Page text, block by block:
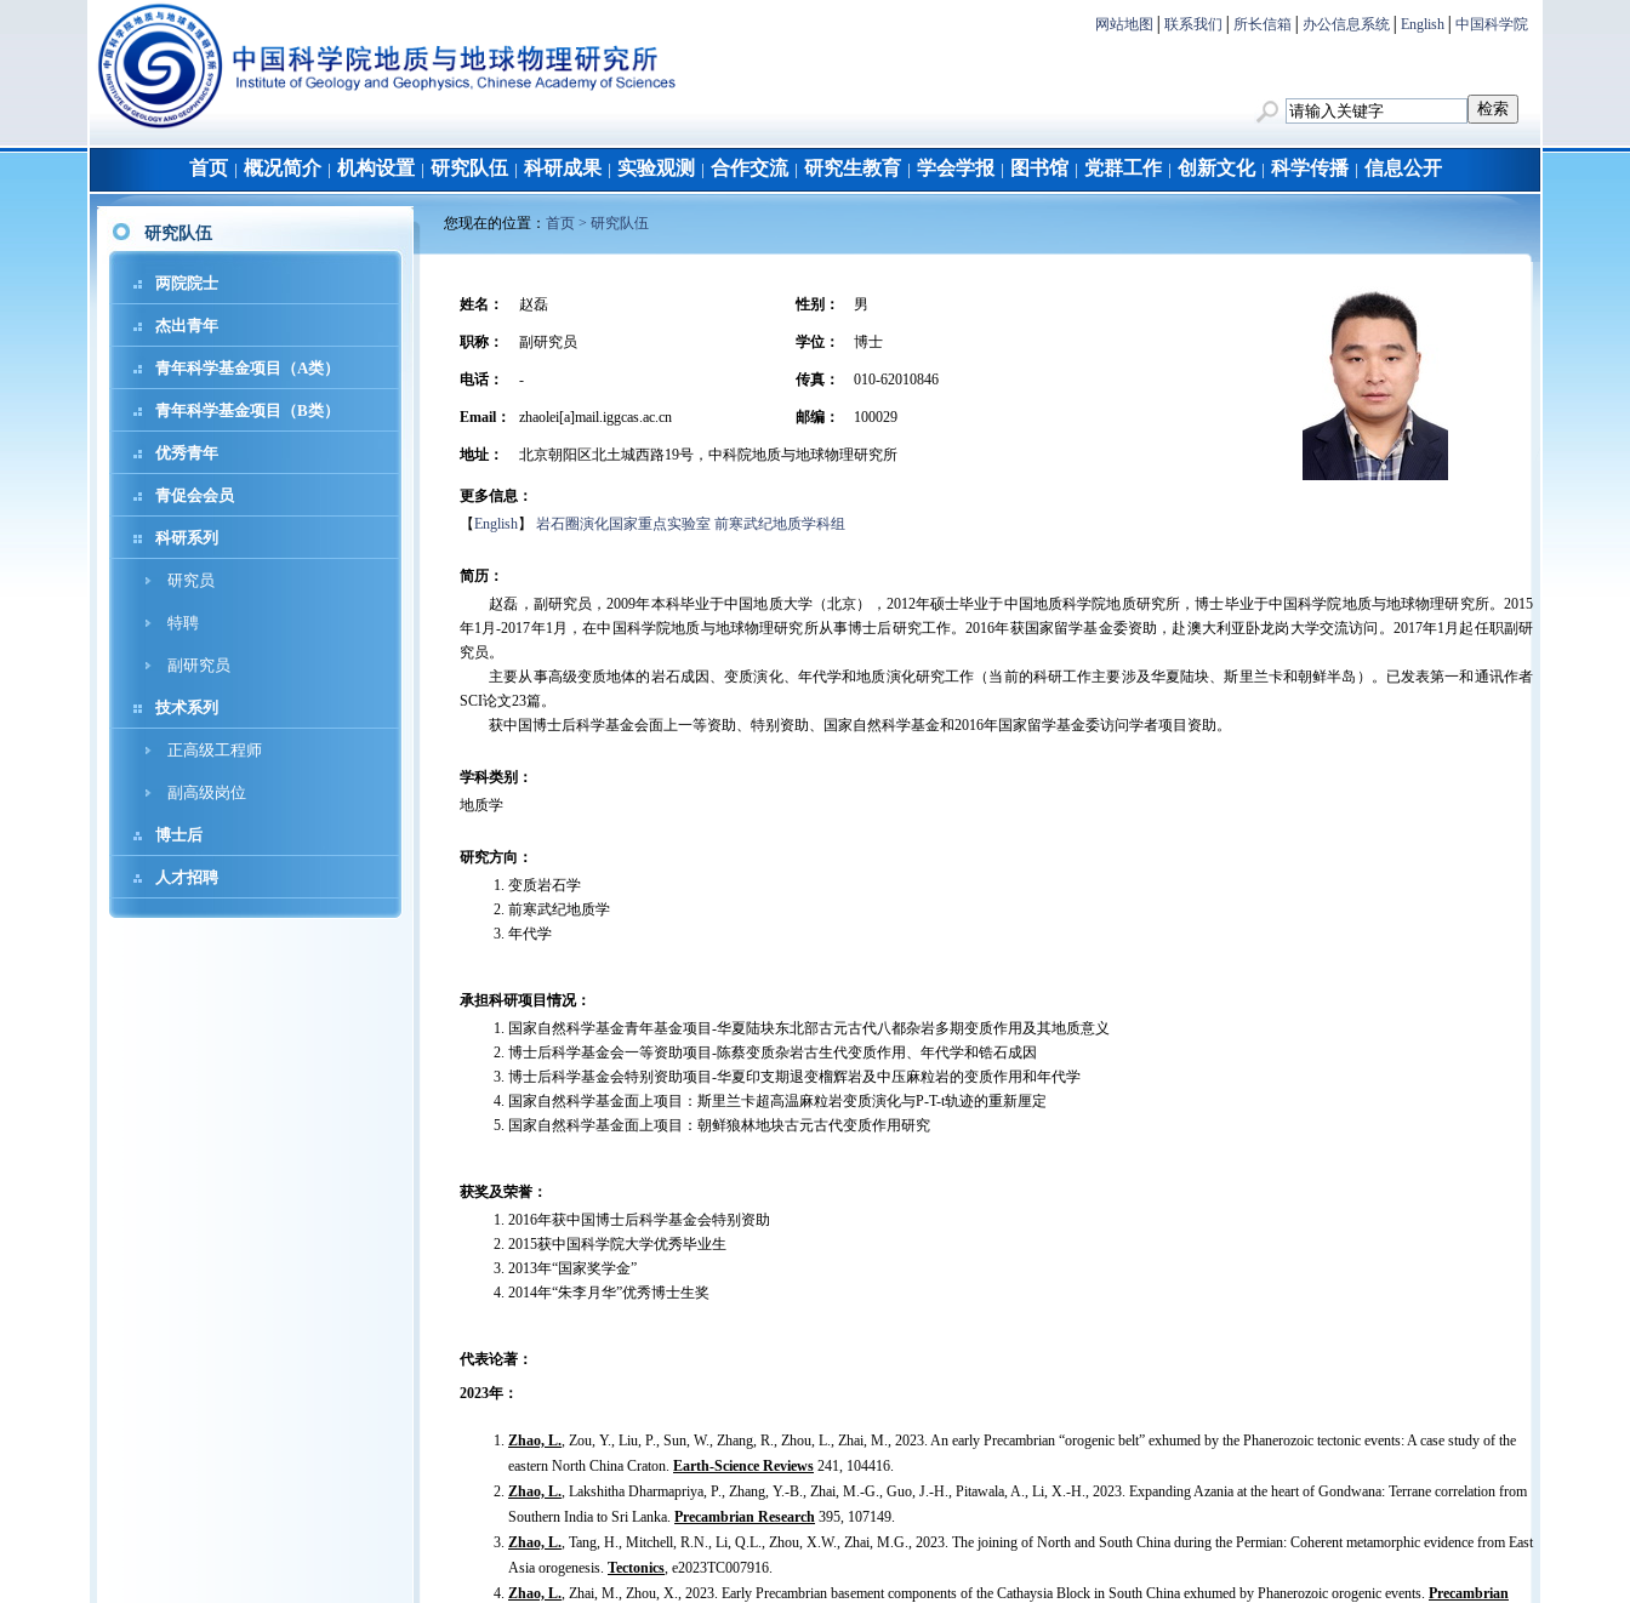
网站地图 联系我们 所长信箱 办公信息系统 English 中国科学院
首页 概况简介│ 机构设置 研究队伍 科研成果│ 实验观测 合作交流│ 研究生教育 学会学报 图书馆 党群工作│ 创新文化│ 科学传播│ 信息公开
研究队伍
两院院士
杰出青年
青年科学基金项目（A类）
青年科学基金项目（B类）
优秀青年
青促会会员
科研系列
研究员
特聘
副研究员
技术系列
正高级工程师
副高级岗位
博士后
人才招聘
您现在的位置： 首页 > 研究队伍
姓名 ： 赵磊 性别： 男
职称 ： 副研究员 学位 ： 博士
电话： - 传真： 010-62010846
Email： zhaolei[a]mail.iggcas.ac.cn 邮编： 100029
地址 ： 北京朝阳区北土城西路19号，中科院地质与地球物理研究所
更多信息：
【English】 岩石圈演化国家重点实验室 前寒武纪地质学科组
简历：
赵磊，副研究员，2009年本科毕业于中国地质大学（北京），2012年硕士毕业于中国地质科学院地质研究所，博士毕业于中国科学院地质与地球物理研究所。2015
年1月-2017年1月，在中国科学院地质与地球物理研究所从事博士后研究工作。2016年获国家留学基金委资助，赴澳大利亚卧龙岗大学交流访问。2017年1月起任职副研
究员。
主要从事高级变质地体的岩石成因、变质演化、年代学和地质演化研究工作（当前的科研工作主要涉及华夏陆块、斯里兰卡和朝鲜半岛）。已发表第一和通讯作者
SCI论文23篇。
获中国博士后科学基金会面上一等资助、特别资助、国家自然科学基金和2016年国家留学基金委访问学者项目资助。
学科类别：
地质学
研究方向：
变质岩石学
前寒武纪地质学
年代学
承担科研项目情况：
国家自然科学基金青年基金项目-华夏陆块东北部古元古代八都杂岩多期变质作用及其地质意义
博士后科学基金会一等资助项目-陈蔡变质杂岩古生代变质作用、年代学和锆石成因
博士后科学基金会特别资助项目-华夏印支期退变榴辉岩及中压麻粒岩的变质作用和年代学
国家自然科学基金面上项目：斯里兰卡超高温麻粒岩变质演化与P-T-t轨迹的重新厘定
国家自然科学基金面上项目：朝鲜狼林地块古元古代变质作用研究
获奖及荣誉：
2016年获中国博士后科学基金会特别资助
2015获中国科学院大学优秀毕业生
2013年“国家奖学金”
2014年“朱李月华”优秀博士生奖
代表论著：
2023年：
Zhao, L., Zou, Y., Liu, P., Sun, W., Zhang, R., Zhou, L., Zhai, M., 2023. An early Precambrian “orogenic belt” exhumed by the Phanerozoic tectonic events: A case study of the
eastern North China Craton. Earth-Science Reviews 241, 104416.
Zhao, L., Lakshitha Dharmapriya, P., Zhang, Y.-B., Zhai, M.-G., Guo, J.-H., Pitawala, A., Li, X.-H., 2023. Expanding Azania at the heart of Gondwana: Terrane correlation from
Southern India to Sri Lanka. Precambrian Research 395, 107149.
Zhao, L., Tang, H., Mitchell, R.N., Li, Q.L., Zhou, X.W., Zhai, M.G., 2023. The joining of North and South China during the Permian: Coherent metamorphic evidence from East
Asia orogenesis. Tectonics, e2023TC007916.
Zhao, L., Zhai, M., Zhou, X., 2023. Early Precambrian basement components of the Cathaysia Block in South China exhumed by Phanerozoic orogenic events. Precambrian